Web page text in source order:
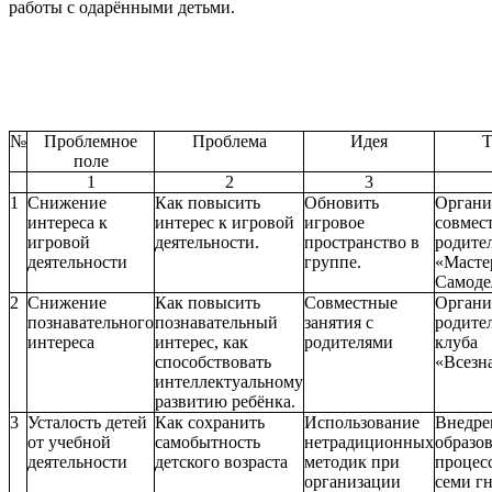
работы с одарёнными детьми.
№
Проблемное
поле
Проблема Идея
1 2
3
1
Снижение
интереса к
игровой
деятельности
Как повысить
интерес к игровой
деятельности.
Обновить
игровое
пространство в
группе.
2 Снижение
познавательного
интереса
Как повысить
познавательный
интерес, как
способствовать
интеллектуальному
развитию ребёнка.
Совместные
занятия с
родителями
клуба
3 Усталость детей
от учебной
деятельности
Как сохранить
самобытность
детского возраста
Использование
нетрадиционных
методик при
организации
семи